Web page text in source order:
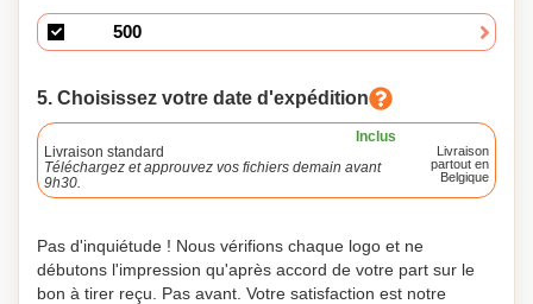
5. Choisissez votre date d'expédition
Inclus
Livraison standard
Téléchargez et approuvez vos fichiers demain avant
9h30.
Livraison
partout en
Belgique
Pas d'inquiétude ! Nous vérifions chaque logo et ne
débutons l'impression qu'après accord de votre part sur le
bon à tirer reçu. Pas avant. Votre satisfaction est notre